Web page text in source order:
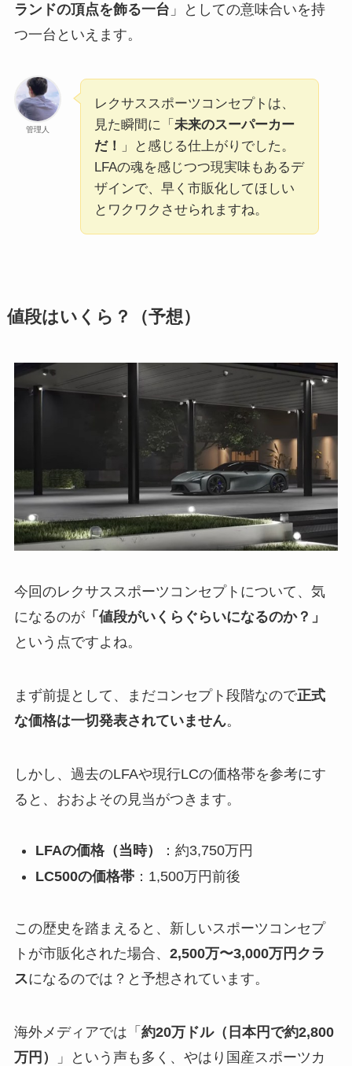
ランドの頂点を飾る一台 」としての意味合いを持
つ一台といえます。
管理人
レクサススポーツコンセプトは、
見た瞬間に「 未来のスーパーカー
だ！
」と感じる仕上がりでした。
LFAの魂を感じつつ現実味もあるデ
ザインで、早く市販化してほしい
とワクワクさせられますね。
値段はいくら？（予想）
今回のレクサススポーツコンセプトについて、気
になるのが「値段がいくらぐらいになるのか？」
という点ですよね。
まず前提として、まだコンセプト段階なので正式
な価格は一切発表されていません。
しかし、過去のLFAや現行LCの価格帯を参考にす
ると、おおよその見当がつきます。
LFAの価格（当時）
：約3,750万円
LC500の価格帯：1,500万円前後
この歴史を踏まえると、新しいスポーツコンセプ
トが市販化された場合、 2,500万〜3,000万円クラ
スになるのでは？と予想されています。
海外メディアでは「 約20万ドル（日本円で約2,800
万円）
」という声も多く、やはり国産スポーツカ